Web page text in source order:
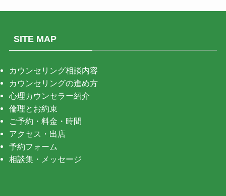
SITE MAP
カウンセリング相談内容
カウンセリングの進め方
心理カウンセラー紹介
倫理とお約束
ご予約・料金・時間
アクセス・出店
予約フォーム
相談集・メッセージ